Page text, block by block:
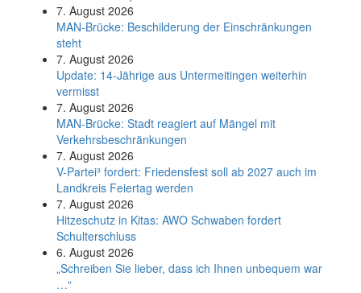
7. August 2026
MAN-Brücke: Beschilderung der Einschränkungen
steht
7. August 2026
Update: 14-Jährige aus Untermeitingen weiterhin
vermisst
7. August 2026
MAN-Brücke: Stadt reagiert auf Mängel mit
Verkehrsbeschränkungen
7. August 2026
V-Partei­³ fordert: Friedens­fest soll ab 2027 auch im
Land­kreis Feier­tag werden
7. August 2026
Hitzeschutz in Kitas: AWO Schwaben fordert
Schulterschluss
6. August 2026
„Schreiben Sie lieber, dass ich Ihnen unbequem war
…“